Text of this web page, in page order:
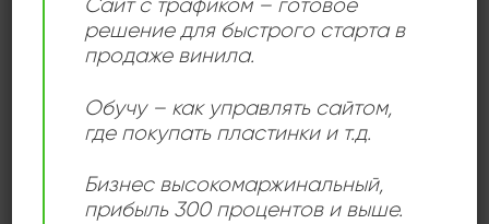
БАЛЛАДЫ
2160,00₽
Пластиночка
Продано
1800,00₽
Продано
решение для быстрого старта в
продаже винила.
Обучу – как управлять сайтом,
где покупать пластинки и т.д.
Бизнес высокомаржинальный,
прибыль 300 процентов и выше.